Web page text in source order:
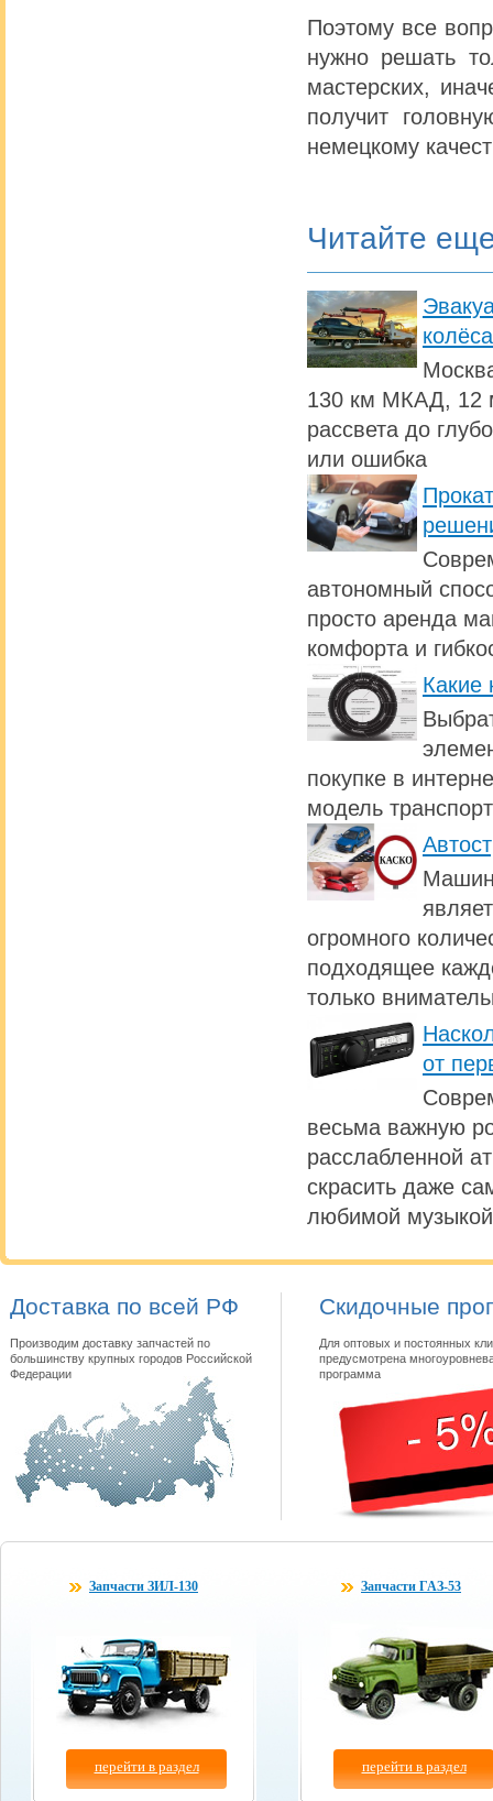
Поэтому все
нужно решать
мастерских,
получит
немецкому
Читайте
130 км МКАД, 12
рассвета до
или ошибка
автономный
просто аренда
комфорта и
Какие
покупке в
модель
огромного
подходящее
только
от
весьма важную
расслабленной
скрасить даже
любимой
Доставка по всей РФ
Производим доставку запчастей по
большинству крупных городов Российской
Федерации
Скидочные
Для оптовых и постоянных
предусмотрена
программа
Запчасти ЗИЛ-130
перейти в раздел
Запчасти ГАЗ-53
перейти в раздел